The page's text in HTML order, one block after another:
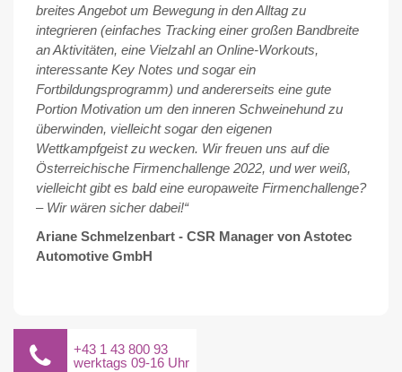
breites Angebot um Bewegung in den Alltag zu
integrieren (einfaches Tracking einer großen Bandbreite
an Aktivitäten, eine Vielzahl an Online-Workouts,
interessante Key Notes und sogar ein
Fortbildungsprogramm) und andererseits eine gute
Portion Motivation um den inneren Schweinehund zu
überwinden, vielleicht sogar den eigenen
Wettkampfgeist zu wecken. Wir freuen uns auf die
Österreichische Firmenchallenge 2022, und wer weiß,
vielleicht gibt es bald eine europaweite Firmenchallenge?
– Wir wären sicher dabei!“
Ariane Schmelzenbart - CSR Manager von Astotec
Automotive GmbH
+43 1 43 800 93
werktags 09-16 Uhr